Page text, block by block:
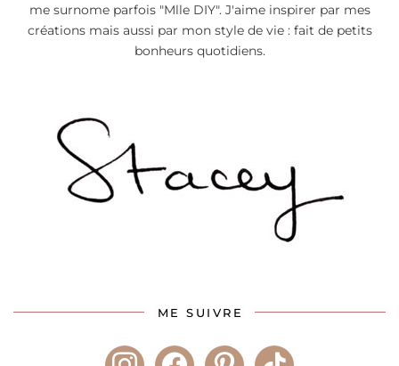
me surnome parfois "Mlle DIY". J'aime inspirer par mes
créations mais aussi par mon style de vie : fait de petits
bonheurs quotidiens.
ME SUIVRE
instagramfacebookpinteresttiktok